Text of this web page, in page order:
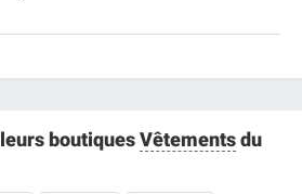
boutiquesVêtementsdu